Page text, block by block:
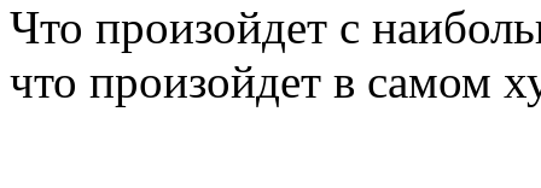
Что произойдет с
что произойдет в самом